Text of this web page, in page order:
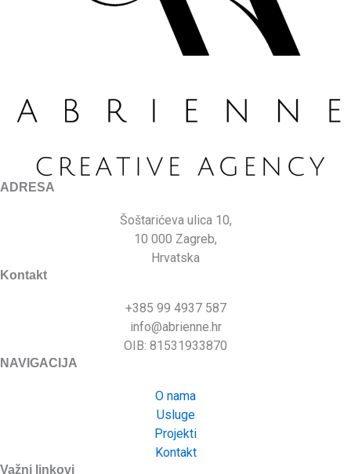
ADRESA
Šoštarićeva ulica 10,
10 000 Zagreb,
Hrvatska
Kontakt
+385 99 4937 587
info@abrienne.hr
OIB: 81531933870
NAVIGACIJA
O nama
Usluge
Projekti
Kontakt
Važni linkovi